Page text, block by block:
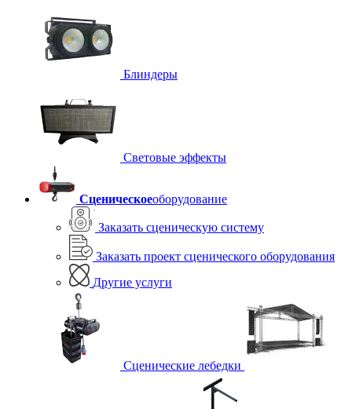
Блиндеры
Световые эффекты
Сценическоеоборудование
Заказать сценическую систему
Заказать проект сценического оборудования
Другие услуги
Сценические лебедки